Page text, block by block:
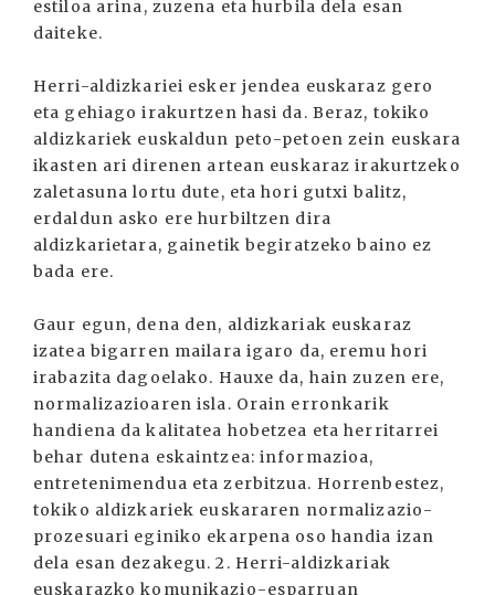
estiloa arina, zuzena eta hurbila dela esan
daiteke.
Herri-aldizkariei esker jendea euskaraz gero
eta gehiago irakurtzen hasi da. Beraz, tokiko
aldizkariek euskaldun peto-petoen zein euskara
ikasten ari direnen artean euskaraz irakurtzeko
zaletasuna lortu dute, eta hori gutxi balitz,
erdaldun asko ere hurbiltzen dira
aldizkarietara, gainetik begiratzeko baino ez
bada ere.
Gaur egun, dena den, aldizkariak euskaraz
izatea bigarren mailara igaro da, eremu hori
irabazita dagoelako. Hauxe da, hain zuzen ere,
normalizazioaren isla. Orain erronkarik
handiena da kalitatea hobetzea eta herritarrei
behar dutena eskaintzea: informazioa,
entretenimendua eta zerbitzua. Horrenbestez,
tokiko aldizkariek euskararen normalizazio-
prozesuari eginiko ekarpena oso handia izan
dela esan dezakegu. 2. Herri-aldizkariak
euskarazko komunikazio-esparruan